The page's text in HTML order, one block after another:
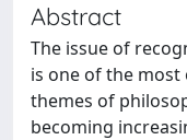
Abstract
The issue of
is one of the
themes of
becoming